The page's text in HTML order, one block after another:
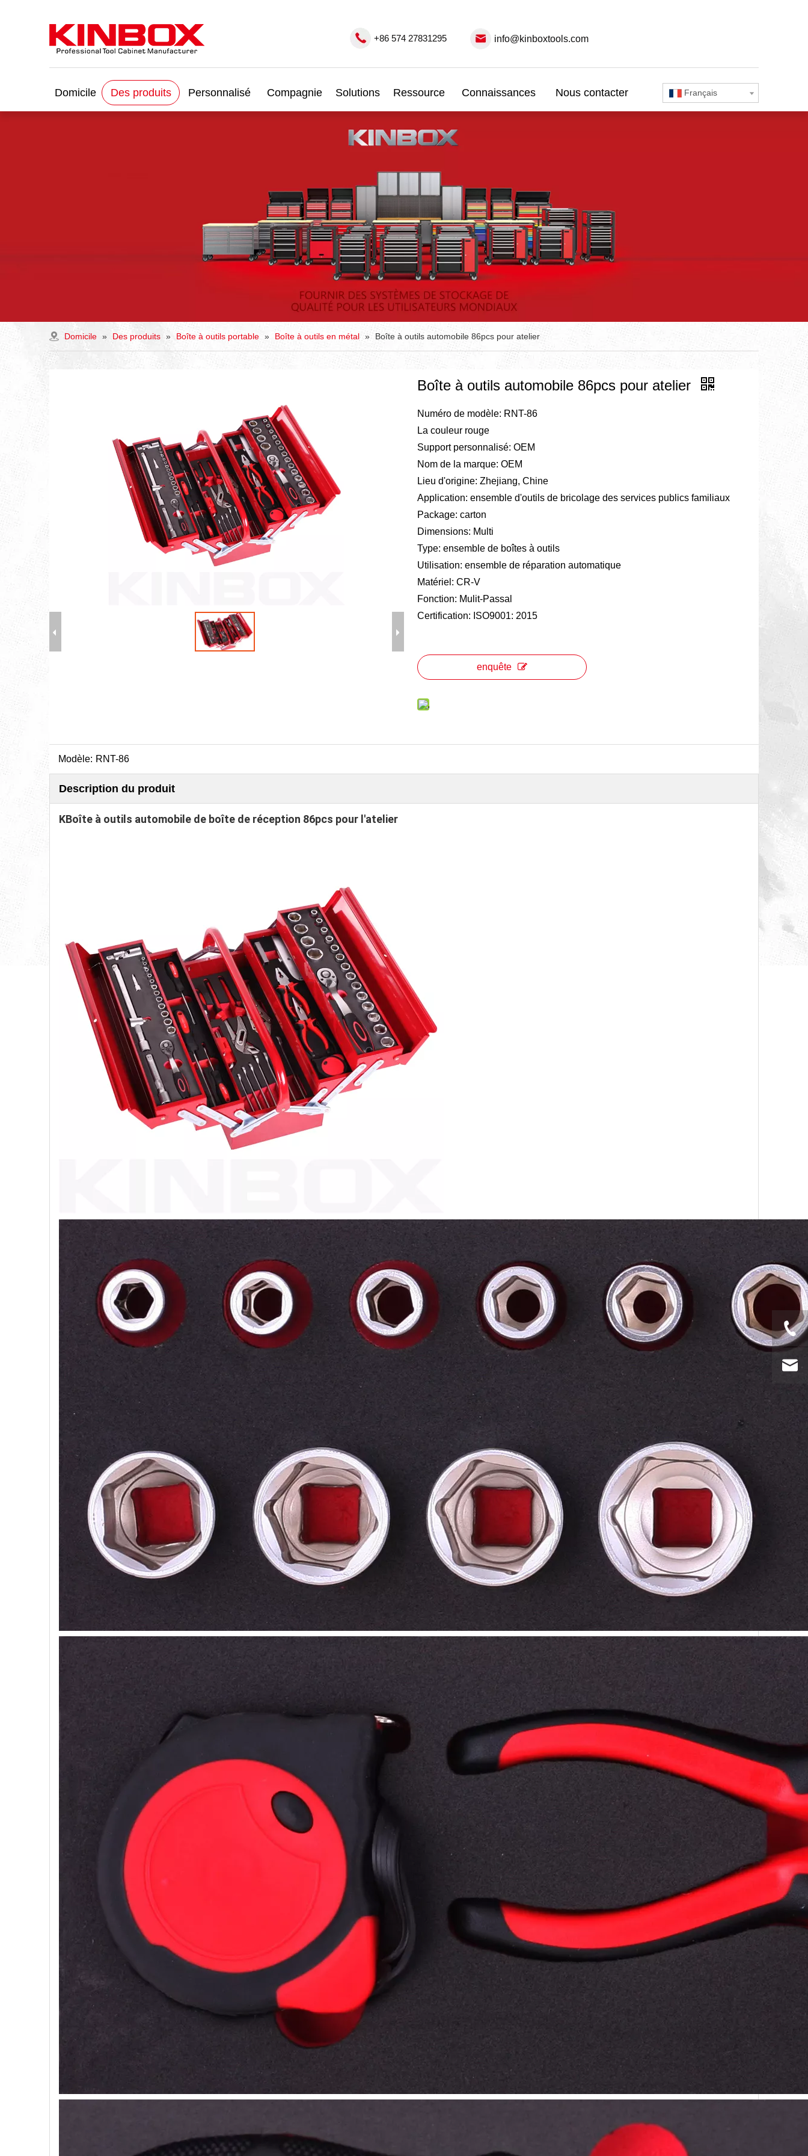
+86 574 27831295 info@kinboxtools.com
Domicile Des produits Personnalisé Compagnie Solutions Ressource Connaissances Nous contacter Français
Domicile » Des produits » Boîte à outils portable » Boîte à outils en métal » Boîte à outils automobile 86pcs pour atelier
Boîte à outils automobile 86pcs pour atelier
Numéro de modèle: RNT-86
La couleur rouge
Support personnalisé: OEM
Nom de la marque: OEM
Lieu d'origine: Zhejiang, Chine
Application: ensemble d'outils de bricolage des services publics familiaux
Package: carton
Dimensions: Multi
Type: ensemble de boîtes à outils
Utilisation: ensemble de réparation automatique
Matériel: CR-V
Fonction: Mulit-Passal
Certification: ISO9001: 2015
enquête
Modèle: RNT-86
Description du produit
KBoîte à outils automobile de boîte de réception 86pcs pour l'atelier